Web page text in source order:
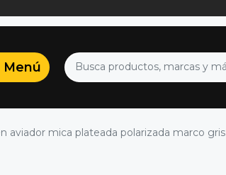
aviador mica plateada polarizada marco gris